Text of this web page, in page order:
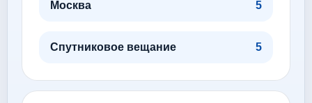
Москва 5
Спутниковое вещание 5